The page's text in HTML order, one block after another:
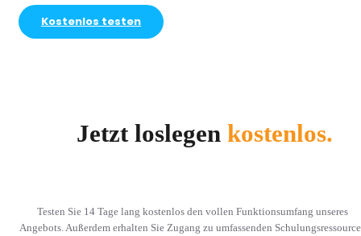
Kostenlos testen
Jetzt loslegen kostenlos.
Testen Sie 14 Tage lang kostenlos den vollen Funktionsumfang unseres
Angebots. Außerdem erhalten Sie Zugang zu umfassenden